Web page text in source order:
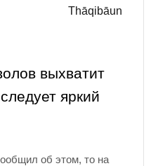
Thāqibāun
выхватит
яркий
об этом, то на